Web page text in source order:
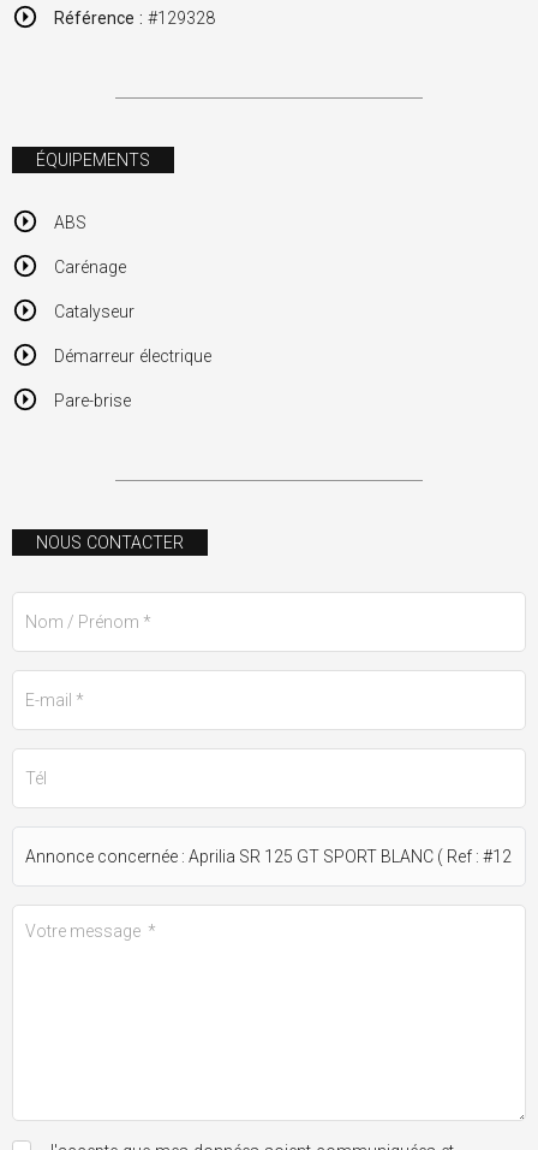
Référence : #129328
ÉQUIPEMENTS
ABS
Carénage
Catalyseur
Démarreur électrique
Pare-brise
NOUS CONTACTER